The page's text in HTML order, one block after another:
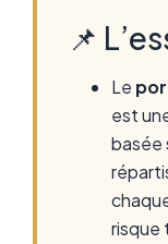
📌
Le
est
basée
risque